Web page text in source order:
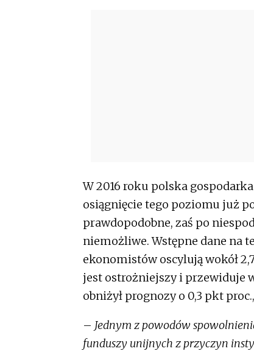
W 2016 roku polska
osiągnięcie tego poziomu już
prawdopodobne, zaś po
niemożliwe. Wstępne dane na
ekonomistów oscylują wokół
jest ostrożniejszy i przewiduje
obniżył prognozy o 0,3 pkt
– Jednym z powodów
funduszy unijnych z przyczyn